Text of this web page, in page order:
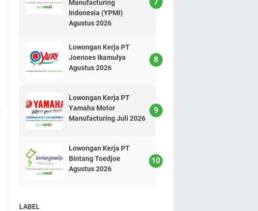
Manufacturing
Indonesia (YPMI)
Agustus 2026
Lowongan Kerja PT
Joenoes Ikamulya
Agustus 2026
Lowongan Kerja PT
Yamaha Motor
Manufacturing Juli 2026
Lowongan Kerja PT
Bintang Toedjoe
Agustus 2026
LABEL